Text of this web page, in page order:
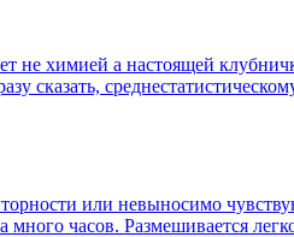
не химией а настоящей
сказать,
или невыносимо
часов. Размешивается